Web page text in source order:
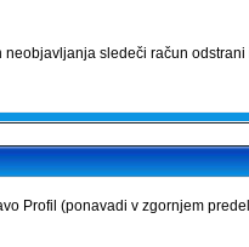
sledeči račun
Profil (ponavadi v zgornjem